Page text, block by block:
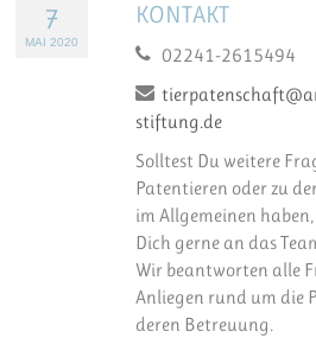
7
MAI 2020
KONTAKT
02241-2615494
stiftung.de
Solltest Du weitere
Patentieren oder zu
im Allgemeinen
Dich gerne an das
Wir beantworten alle
Anliegen rund um die
deren Betreuung.